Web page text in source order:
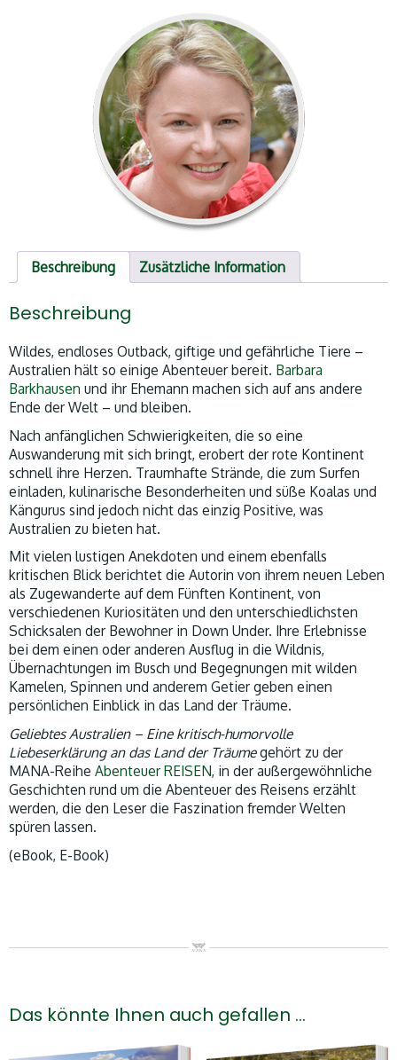
Beschreibung Zusätzliche Information
Beschreibung
Wildes, endloses Outback, giftige und gefährliche Tiere –
Australien hält so einige Abenteuer bereit. Barbara
Barkhausen und ihr Ehemann machen sich auf ans andere
Ende der Welt – und bleiben.
Nach anfänglichen Schwierigkeiten, die so eine
Auswanderung mit sich bringt, erobert der rote Kontinent
schnell ihre Herzen. Traumhafte Strände, die zum Surfen
einladen, kulinarische Besonderheiten und süße Koalas und
Kängurus sind jedoch nicht das einzig Positive, was
Australien zu bieten hat.
Mit vielen lustigen Anekdoten und einem ebenfalls
kritischen Blick berichtet die Autorin von ihrem neuen Leben
als Zugewanderte auf dem Fünften Kontinent, von
verschiedenen Kuriositäten und den unterschiedlichsten
Schicksalen der Bewohner in Down Under. Ihre Erlebnisse
bei dem einen oder anderen Ausflug in die Wildnis,
Übernachtungen im Busch und Begegnungen mit wilden
Kamelen, Spinnen und anderem Getier geben einen
persönlichen Einblick in das Land der Träume.
Geliebtes Australien – Eine kritisch-humorvolle
Liebeserklärung an das Land der Träumegehört zu der
MANA-Reihe Abenteuer REISEN, in der außergewöhnliche
Geschichten rund um die Abenteuer des Reisens erzählt
werden, die den Leser die Faszination fremder Welten
spüren lassen.
(eBook, E-Book)
Das könnte Ihnen auch gefallen …